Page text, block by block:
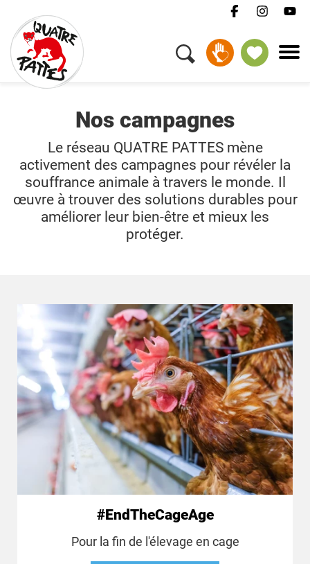
Nos campagnes
Le réseau QUATRE PATTES mène
activement des campagnes pour révéler la
souffrance animale à travers le monde. Il
œuvre à trouver des solutions durables pour
améliorer leur bien-être et mieux les
protéger.
#EndTheCageAge
Pour la fin de l'élevage en cage